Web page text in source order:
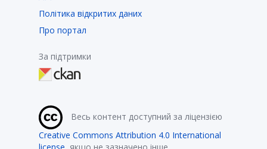
Політика відкритих даних
Про портал
За підтримки
Весь контент доступний за ліцензією
Creative Commons Attribution 4.0 International